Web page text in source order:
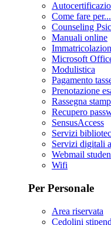
Come fare per...
Counseling
Manuali online
Microsoft
Modulistica
Pagamento
Prenotazione
Rassegna
Recupero
SensusAccess
Servizi
Servizi digitali
Webmail
Wifi
Per Personale
Area riservata
Cedolini